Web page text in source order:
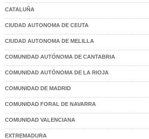
CATALUÑA
CIUDAD AUTONOMA DE CEUTA
CIUDAD AUTONOMA DE MELILLA
COMUNIDAD AUTÓNOMA DE CANTABRIA
COMUNIDAD AUTÓNOMA DE LA RIOJA
COMUNIDAD DE MADRID
COMUNIDAD FORAL DE NAVARRA
COMUNIDAD VALENCIANA
EXTREMADURA